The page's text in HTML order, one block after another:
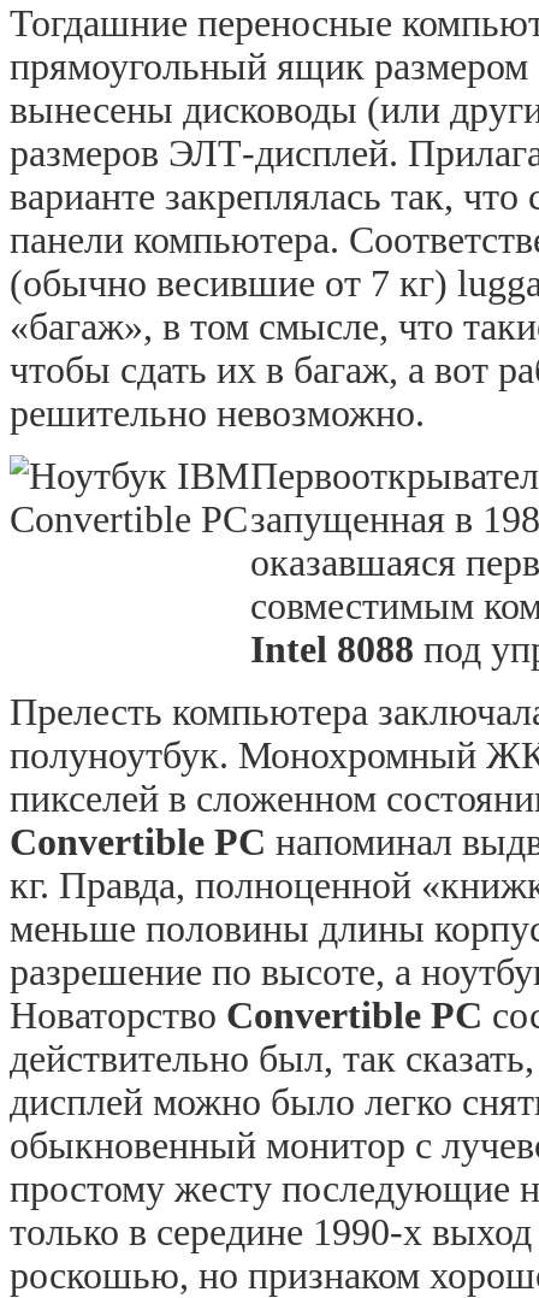
Тогдашние переносные
прямоугольный ящик размером
вынесены дисководы (или
размеров ЭЛТ-дисплей.
варианте закреплялась так,
панели компьютера.
(обычно весившие от 7 кг)
«багаж», в том смысле, что
чтобы сдать их в багаж, а вот
решительно невозможно.
запущенная в
оказавшаяся
совместимым
Intel 8088 под
Прелесть компьютера
полуноутбук. Монохромный
пикселей в сложенном
Convertible PC напоминал
кг. Правда, полноценной
меньше половины длины
разрешение по высоте, а
Новаторство Convertible PC
действительно был, так
дисплей можно было легко
обыкновенный монитор с
простому жесту последующие
только в середине 1990-х
роскошью, но признаком